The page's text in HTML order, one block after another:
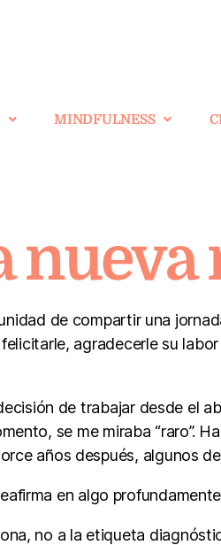
MINDFULNESS
nueva
de compartir una
agradecerle su
de trabajar desde el
se me miraba “raro”.
años después, algunos
en algo
no a la etiqueta